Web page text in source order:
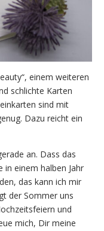
einem weiteren
schlichte Karten
sind mit
Dazu reicht ein
an. Dass das
in einem halben Jahr
das kann ich mir
der Sommer uns
und
mich, Dir meine